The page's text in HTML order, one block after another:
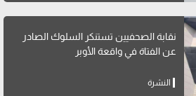
نقابة الصحفيين تستنكر السلوك الصادر
عن الفتاة في واقعة الأوبر
النشرة